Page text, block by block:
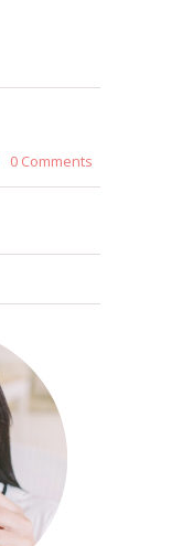
0 Comments